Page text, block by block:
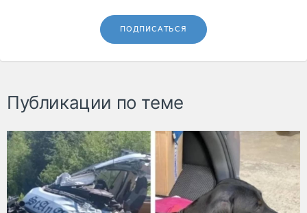
ПОДПИСАТЬСЯ
Публикации по теме